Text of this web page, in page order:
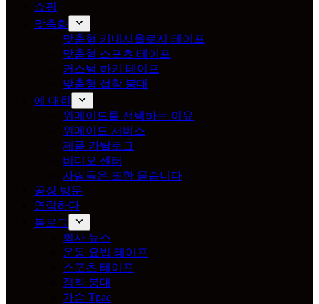
쇼핑
맞춤화
맞춤형 키네시올로지 테이프
맞춤형 스포츠 테이프
커스텀 하키 테이프
맞춤형 접착 붕대
에 대한
위메이드를 선택하는 이유
위메이드 서비스
제품 카탈로그
비디오 센터
사람들은 또한 묻습니다
공장 방문
연락하다
블로그
회사 뉴스
운동 요법 테이프
스포츠 테이프
점착 붕대
가슴 Tpae